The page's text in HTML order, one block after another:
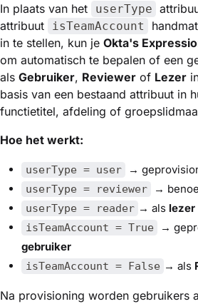
In plaats van het userType
attribuut
isTeamAccount
in te stellen, kun je Okta's
om automatisch te bepalen of een
als Gebruiker, Reviewer of Lezer
basis van een bestaand attribuut in
functietitel, afdeling of
Hoe het werkt:
userType = user →
userType = reviewer →
userType = reader → als lezer
isTeamAccount = True →
gebruiker
isTeamAccount = False → als
Na provisioning worden gebruikers